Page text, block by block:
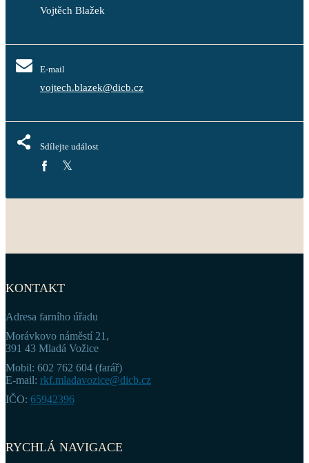
Vojtěch Blažek
E-mail
vojtech.blazek@dicb.cz
Sdílejte událost
KONTAKT
Adresa farního úřadu
Morávkovo náměstí 21,
391 43 Mladá Vožice
Mobil: 602 762 604 (farář)
E-mail: rkf.mladavozice@dicb.cz
IČO: 65942396
RYCHLÁ NAVIGACE